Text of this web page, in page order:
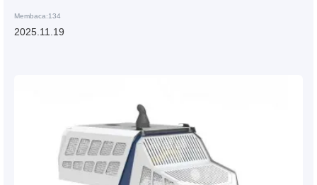
Membaca:134
2025.11.19